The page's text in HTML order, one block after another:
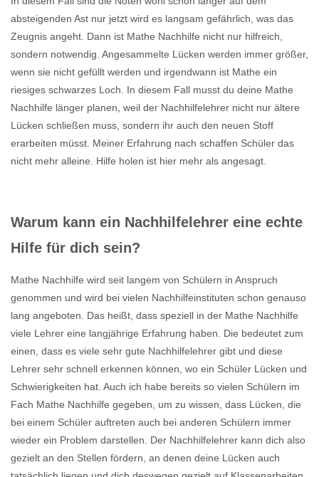
absteigenden Ast nur jetzt wird es langsam gefährlich, was das
Zeugnis angeht. Dann ist Mathe Nachhilfe nicht nur hilfreich,
sondern notwendig. Angesammelte Lücken werden immer größer,
wenn sie nicht gefüllt werden und irgendwann ist Mathe ein
riesiges schwarzes Loch. In diesem Fall musst du deine Mathe
Nachhilfe länger planen, weil der Nachhilfelehrer nicht nur ältere
Lücken schließen muss, sondern ihr auch den neuen Stoff
erarbeiten müsst. Meiner Erfahrung nach schaffen Schüler das
nicht mehr alleine. Hilfe holen ist hier mehr als angesagt.
Warum kann ein Nachhilfelehrer eine echte
Hilfe für dich sein?
Mathe Nachhilfe wird seit langem von Schülern in Anspruch
genommen und wird bei vielen Nachhilfeinstituten schon genauso
lang angeboten. Das heißt, dass speziell in der Mathe Nachhilfe
viele Lehrer eine langjährige Erfahrung haben. Die bedeutet zum
einen, dass es viele sehr gute Nachhilfelehrer gibt und diese
Lehrer sehr schnell erkennen können, wo ein Schüler Lücken und
Schwierigkeiten hat. Auch ich habe bereits so vielen Schülern im
Fach Mathe Nachhilfe gegeben, um zu wissen, dass Lücken, die
bei einem Schüler auftreten auch bei anderen Schülern immer
wieder ein Problem darstellen. Der Nachhilfelehrer kann dich also
gezielt an den Stellen fördern, an denen deine Lücken auch